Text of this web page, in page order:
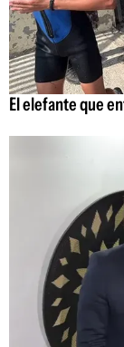
El elefante que